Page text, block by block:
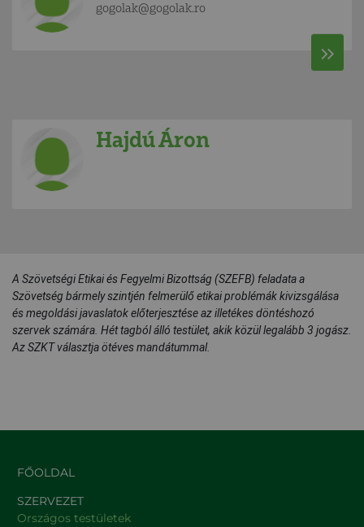
gogolak@gogolak.ro
Hajdú Áron
A Szövetségi Etikai és Fegyelmi Bizottság (SZEFB) feladata a
Szövetség bármely szintjén felmerülő etikai problémák kivizsgálása
és megoldási javaslatok előterjesztése az illetékes döntéshozó
szervek számára. Hét tagból álló testület, akik közül legalább 3 jogász.
Az SZKT választja ötéves mandátummal.
FŐOLDAL
SZERVEZET
Országos testületek